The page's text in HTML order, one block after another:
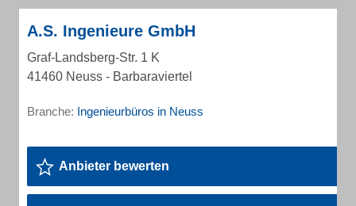
A.S. Ingenieure GmbH
Graf-Landsberg-Str. 1 K
41460 Neuss - Barbaraviertel
Branche: Ingenieurbüros in Neuss
Anbieter bewerten